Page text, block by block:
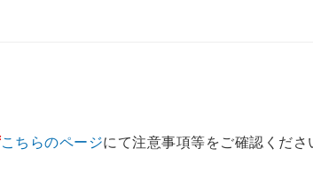
こちらのページにて注意事項等をご確認くださ